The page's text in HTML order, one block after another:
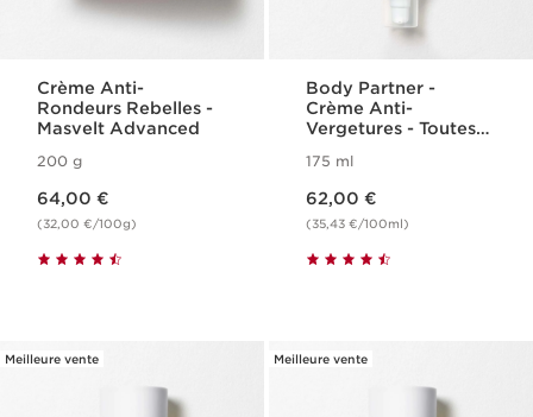
Crème Anti-
Rondeurs Rebelles -
Masvelt Advanced
200 g
64,00 €
(32,00 €/100g)
Body Partner -
Crème Anti-
Vergetures - Toutes
175 ml
62,00 €
(35,43 €/100ml)
Meilleure vente Meilleure vente